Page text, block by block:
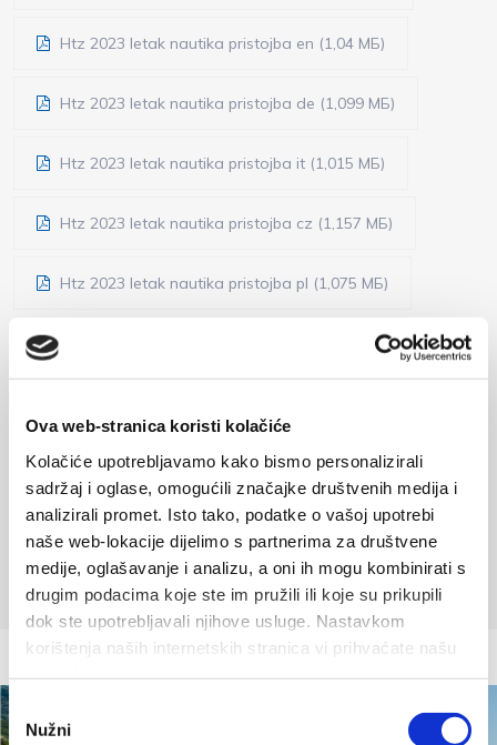
Ova web-stranica koristi kolačiće
Kolačiće upotrebljavamo kako bismo personalizirali
sadržaj i oglase, omogućili značajke društvenih medija i
analizirali promet. Isto tako, podatke o vašoj upotrebi
naše web-lokacije dijelimo s partnerima za društvene
medije, oglašavanje i analizu, a oni ih mogu kombinirati s
drugim podacima koje ste im pružili ili koje su prikupili
dok ste upotrebljavali njihove usluge. Nastavkom
korištenja naših internetskih stranica vi prihvaćate našu
Odabir
pristanka
Nužni
Htz 2023 letak nautika pristojba en (1,04 МБ)
Htz 2023 letak nautika pristojba de (1,099 МБ)
Htz 2023 letak nautika pristojba it (1,015 МБ)
Htz 2023 letak nautika pristojba cz (1,157 МБ)
Htz 2023 letak nautika pristojba pl (1,075 МБ)
Htz 2023 letak nautika pristojba si (1,085 МБ)
Htz 2023 letak nautika pristojba hu (1,261 МБ)
Htz 2023 letak nautika pristojba nl (1,176 МБ)